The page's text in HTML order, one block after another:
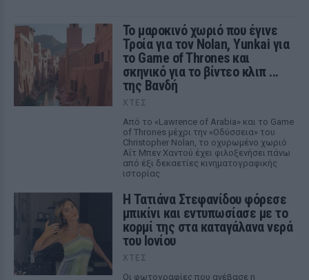
Το μαροκινό χωριό που έγινε
Τροία για τον Nolan, Yunkai για
το Game of Thrones και
σκηνικό για το βίντεο κλιπ ...
της Βανδή
ΧΤΕΣ
Από το «Lawrence of Arabia» και το Game
of Thrones μέχρι την «Οδύσσεια» του
Christopher Nolan, το οχυρωμένο χωριό
Αΐτ Μπεν Χαντού έχει φιλοξενήσει πάνω
από έξι δεκαετίες κινηματογραφικής
ιστορίας
Η Τατιάνα Στεφανίδου φόρεσε
μπικίνι και εντυπωσίασε με το
κορμί της στα καταγάλανα νερά
του Ιονίου
ΧΤΕΣ
Οι φωτογραφίες που ανέβασε η